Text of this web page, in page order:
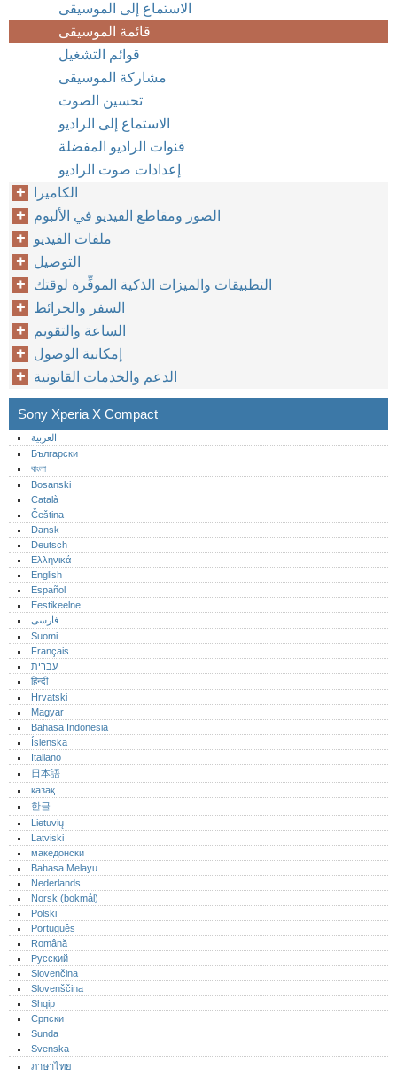
الاستماع إلى الموسيقى
قائمة الموسيقى
قوائم التشغيل
مشاركة الموسيقى
تحسين الصوت
الاستماع إلى الراديو
قنوات الراديو المفضلة
إعدادات صوت الراديو
الكاميرا
الصور ومقاطع الفيديو في الألبوم
ملفات الفيديو
التوصيل
التطبيقات والميزات الذكية الموفِّرة لوقتك
السفر والخرائط
الساعة والتقويم
إمكانية الوصول
الدعم والخدمات القانونية
Sony Xperia X Compact
العربية
Български
বাংলা
Bosanski
Català
Čeština
Dansk
Deutsch
Ελληνικά
English
Español
Eestikeelne
فارسی
Suomi
Français
עברית
हिन्दी
Hrvatski
Magyar
Bahasa Indonesia
Íslenska
Italiano
日本語
қазақ
한글
Lietuvių
Latviski
македонски
Bahasa Melayu
Nederlands
Norsk (bokmål)‎
Polski
Português‎
Română
Русский
Slovenčina
Slovenščina
Shqip
Српски
Sunda
Svenska
ภาษาไทย